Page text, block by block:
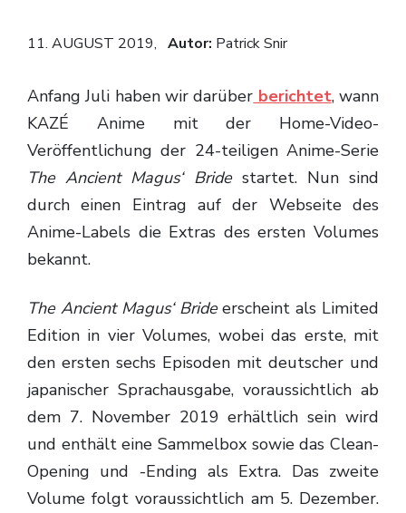
11. AUGUST 2019, Autor: Patrick Snir
Anfang Juli haben wir darüber berichtet, wann
KAZÉ Anime mit der Home-Video-
Veröffentlichung der 24-teiligen Anime-Serie
The Ancient Magus‘ Bride startet. Nun sind
durch einen Eintrag auf der Webseite des
Anime-Labels die Extras des ersten Volumes
bekannt.
The Ancient Magus‘ Brideerscheint als Limited
Edition in vier Volumes, wobei das erste, mit
den ersten sechs Episoden mit deutscher und
japanischer Sprachausgabe, voraussichtlich ab
dem 7. November 2019 erhältlich sein wird
und enthält eine Sammelbox sowie das Clean-
Opening und -Ending als Extra. Das zweite
Volume folgt voraussichtlich am 5. Dezember.